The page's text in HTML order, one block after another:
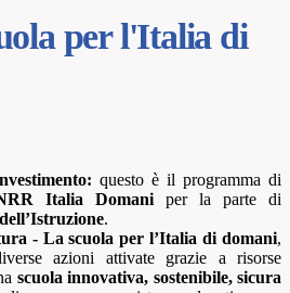
per l'Italia di
questo è il programma di
Italia Domani
per la parte di
.
- La scuola per l’Italia di domani,
azioni attivate grazie a risorse
scuola innovativa, sostenibile, sicura